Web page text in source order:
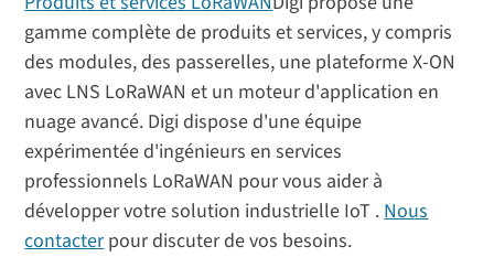
gamme complète de produits et services, y compris
des modules, des passerelles, une plateforme X-ON
avec LNS LoRaWAN et un moteur d'application en
nuage avancé. Digi dispose d'une équipe
expérimentée d'ingénieurs en services
professionnels LoRaWAN pour vous aider à
développer votre solution industrielle IoT .Nous
contacterpour discuter de vos besoins.